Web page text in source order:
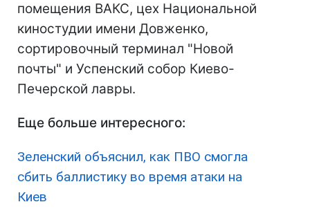
помещения ВАКС, цех Национальной
киностудии имени Довженко,
сортировочный терминал "Новой
почты" и Успенский собор Киево-
Печерской лавры.
Еще больше интересного:
Зеленский объяснил, как ПВО смогла
сбить баллистику во время атаки на
Киев